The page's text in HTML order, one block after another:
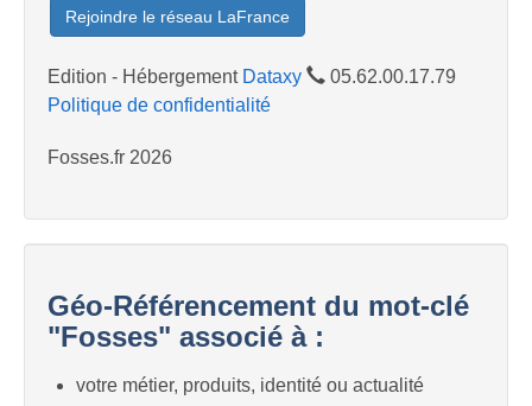
Rejoindre le réseau LaFrance
Edition - Hébergement Dataxy
05.62.00.17.79
Politique de confidentialité
Fosses.fr 2026
Géo-Référencement du mot-clé
"Fosses" associé à :
votre métier, produits, identité ou actualité